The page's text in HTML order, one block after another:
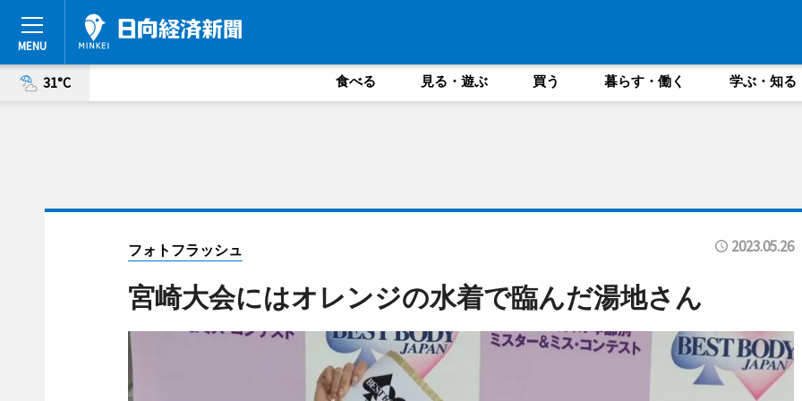
31°C 食べる 見る・遊ぶ 買う 暮らす・働く 学ぶ・知る
フォトフラッシュ 2023.05.26
宮崎大会にはオレンジの水着で臨んだ湯地さん